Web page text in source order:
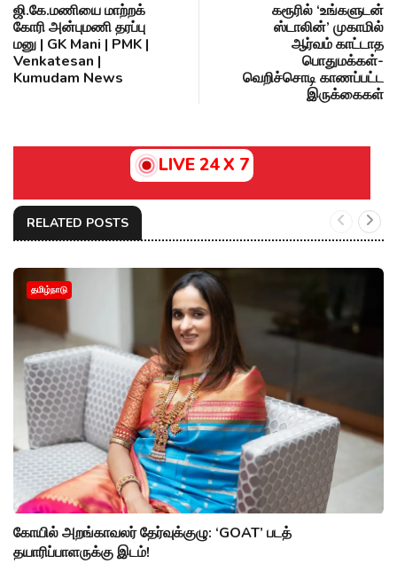
ஜி.கே.மணியை மாற்றக்
கோரி அன்புமணி தரப்பு
மனு | GK Mani | PMK |
Venkatesan |
Kumudam News
கரூரில் ‘உங்களுடன்
ஸ்டாலின்’ முகாமில்
ஆர்வம் காட்டாத
பொதுமக்கள்-
வெறிச்சொடி காணப்பட்ட
இருக்கைகள்
LIVE 24 X 7
RELATED POSTS
தமிழ்நாடு
கோயில் அறங்காவலர் தேர்வுக்குழு: ‘GOAT’ படத்
தயாரிப்பாளருக்கு இடம்!